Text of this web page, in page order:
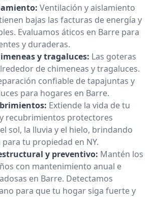
Ventilación y aislamiento
bajas las facturas de energía y
Evaluamos áticos en Barre para
y duraderas.
y tragaluces: Las goteras
de chimeneas y tragaluces.
confiable de tapajuntas y
para hogares en Barre.
Extiende la vida de tu
recubrimientos protectores
sol, la lluvia y el hielo, brindando
tu propiedad en NY.
y preventivo: Mantén los
con mantenimiento anual e
en Barre. Detectamos
para que tu hogar siga fuerte y